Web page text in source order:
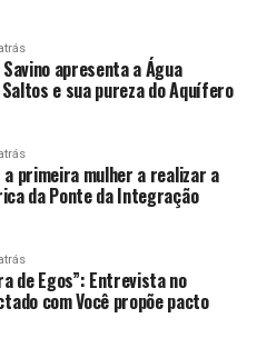
apresenta a Água
e sua pureza do Aquífero
primeira mulher a realizar a
da Ponte da Integração
de Egos”: Entrevista no
com Você propõe pacto